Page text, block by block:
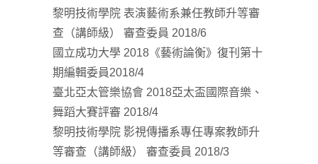
黎明技術學院 表演藝術系兼任教師升等審
查（講師級） 審查委員 2018/6
國立成功大學 2018《藝術論衡》復刊第十
期編輯委員2018/4
臺北亞太管樂協會 2018亞太盃國際音樂、
舞蹈大賽評審 2018/4
黎明技術學院 影視傳播系專任專案教師升
等審查（講師級） 審查委員 2018/3